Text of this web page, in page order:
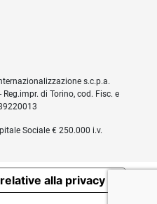
s.c.p.a.
di Torino, cod. Fisc. e
Sociale € 250.000 i.v.
alla privacy